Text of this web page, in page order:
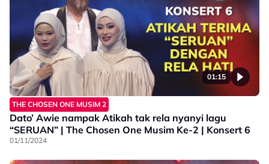
01:15
THE CHOSEN ONE MUSIM 2
Dato’ Awie nampak Atikah tak rela nyanyi lagu
“SERUAN” | The Chosen One Musim Ke-2 | Konsert 6
01/11/2024